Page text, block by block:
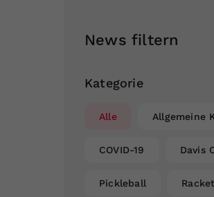
News filtern
Kategorie
Alle Allgemeine
COVID-19 Davis
Pickleball